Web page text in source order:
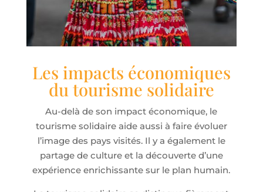
Les impacts économiques
du tourisme solidaire
Au-delà de son impact économique, le
tourisme solidaire aide aussi à faire évoluer
l’image des pays visités. Il y a également le
partage de culture et la découverte d’une
expérience enrichissante sur le plan humain.